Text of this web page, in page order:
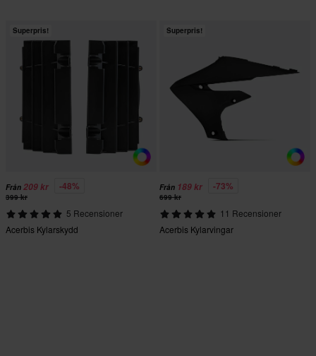
Superpris!
Från 209 kr -48%
399 kr
5 Recensioner
Acerbis Kylarskydd
Superpris!
Från 189 kr -73%
699 kr
11 Recensioner
Acerbis Kylarvingar